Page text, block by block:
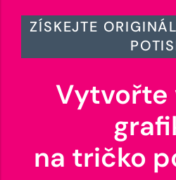
ZÍSKEJTE
Vytvořte
na tričko